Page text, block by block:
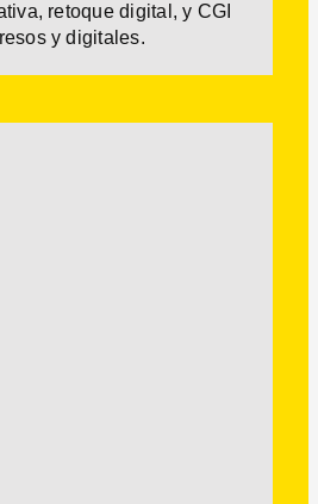
retoque digital, y CGI
y digitales.